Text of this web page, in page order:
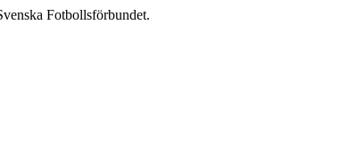
Fotbollsförbundet.